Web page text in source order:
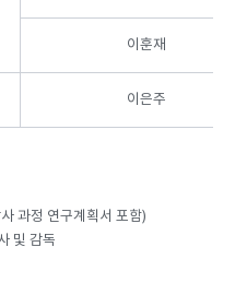
이훈재
이은주
과정 연구계획서 포함)
및 감독